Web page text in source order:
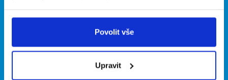
Povolit vše
Upravit
O portálu
O nás
Naše další projekty
Fajn brigády